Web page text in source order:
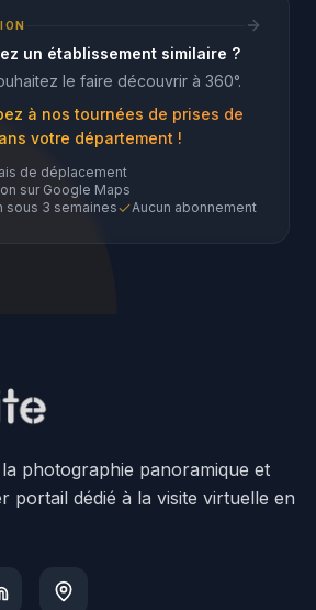
un établissement similaire ?
le faire découvrir à 360°.
à nos tournées de prises de
votre département !
de déplacement
sur Google Maps
sous 3 semaines
Aucun abonnement
photographie panoramique et
portail dédié à la visite virtuelle en